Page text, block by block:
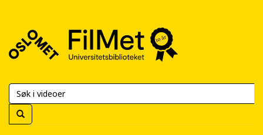
FilMet
Universitetsbiblioteket